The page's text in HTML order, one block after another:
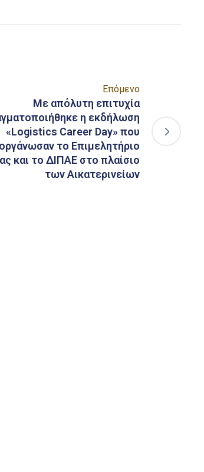
Επόμενο
Με απόλυτη επιτυχία
η εκδήλωση
«Logistics Career Day» που
το Επιμελητήριο
και το ΔΙΠΑΕ στο πλαίσιο
των Αικατερινείων